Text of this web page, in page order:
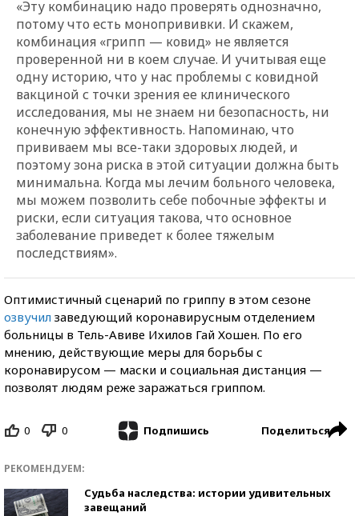
«Эту комбинацию надо проверять однозначно,
потому что есть монопрививки. И скажем,
комбинация «грипп — ковид» не является
проверенной ни в коем случае. И учитывая еще
одну историю, что у нас проблемы с ковидной
вакциной с точки зрения ее клинического
исследования, мы не знаем ни безопасность, ни
конечную эффективность. Напоминаю, что
прививаем мы все-таки здоровых людей, и
поэтому зона риска в этой ситуации должна быть
минимальна. Когда мы лечим больного человека,
мы можем позволить себе побочные эффекты и
риски, если ситуация такова, что основное
заболевание приведет к более тяжелым
последствиям».
Оптимистичный сценарий по гриппу в этом сезоне
озвучил заведующий коронавирусным отделением
больницы в Тель-Авиве Ихилов Гай Хошен. По его
мнению, действующие меры для борьбы с
коронавирусом — маски и социальная дистанция —
позволят людям реже заражаться гриппом.
0 0 Подпишись Поделиться
РЕКОМЕНДУЕМ:
Судьба наследства: истории удивительных
завещаний